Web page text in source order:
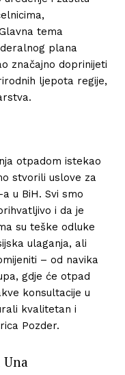
tema
plana
značajno doprinijeti
ljepota regije,
otpadom istekao
stvorili uslove za
u BiH. Svi smo
i da je
su teške odluke
ulaganja, ali
– od navika
gdje će otpad
konsultacije u
kvalitetan i
Pozder.